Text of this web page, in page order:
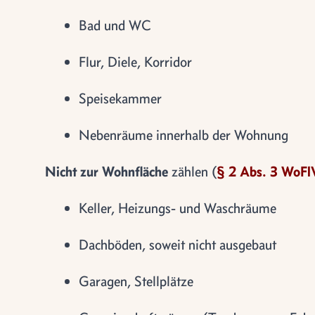
Bad und WC
Flur, Diele, Korridor
Speisekammer
Nebenräume innerhalb der Wohnung
Nicht zur Wohnfläche zählen (§ 2 Abs. 3
Keller, Heizungs- und Waschräume
Dachböden, soweit nicht ausgebaut
Garagen, Stellplätze